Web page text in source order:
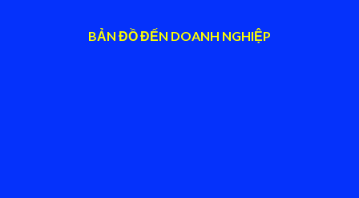
BẢN ĐỒ ĐẾN DOANH NGHIỆP